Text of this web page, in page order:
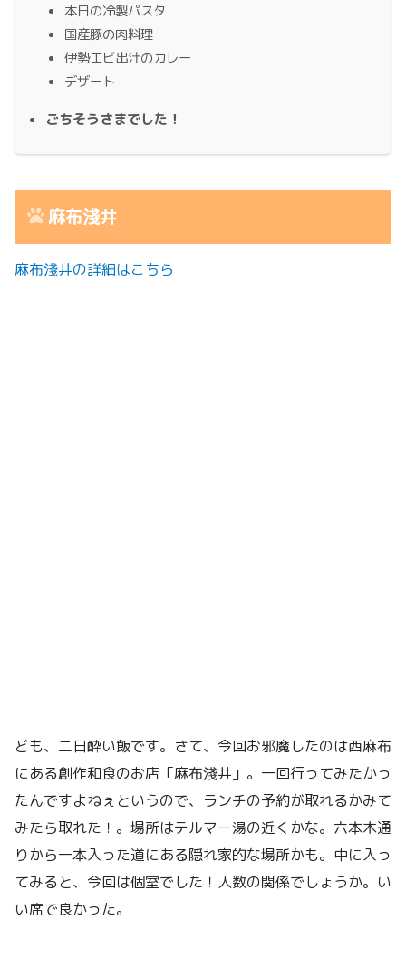
本日の冷製パスタ
国産豚の肉料理
伊勢エビ出汁のカレー
デザート
ごちそうさまでした！
麻布淺井
麻布淺井の詳細はこちら
ども、二日酔い飯です。さて、今回お邪魔したのは西麻布
にある創作和食のお店「麻布淺井」。一回行ってみたかっ
たんですよねぇというので、ランチの予約が取れるかみて
みたら取れた！。場所はテルマー湯の近くかな。六本木通
りから一本入った道にある隠れ家的な場所かも。中に入っ
てみると、今回は個室でした！人数の関係でしょうか。い
い席で良かった。